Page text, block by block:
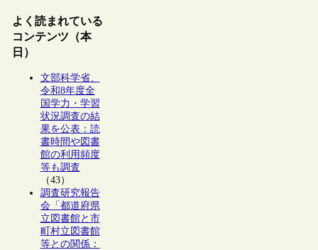
よく読まれている
コンテンツ（本
日）
文部科学省、
令和8年度全
国学力・学習
状況調査の結
果を公表：読
書時間や図書
館の利用頻度
等も調査
（43）
調査研究報告
会「都道府県
立図書館と市
町村立図書館
等との関係：